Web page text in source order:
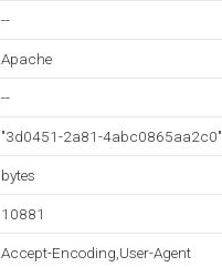
--
Apache
--
"3d0451-2a81-4abc0865aa2c0"
bytes
10881
Accept-Encoding,User-Agent